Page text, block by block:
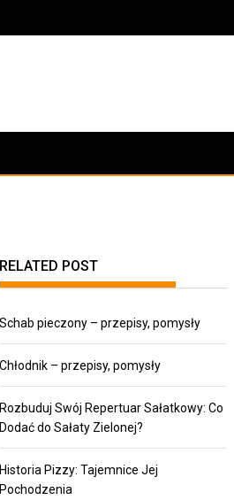
RELATED POST
Schab pieczony – przepisy, pomysły
Chłodnik – przepisy, pomysły
Rozbuduj Swój Repertuar Sałatkowy: Co
Dodać do Sałaty Zielonej?
Historia Pizzy: Tajemnice Jej
Pochodzenia